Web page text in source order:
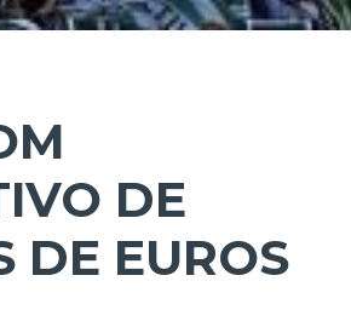
DE
DE EUROS